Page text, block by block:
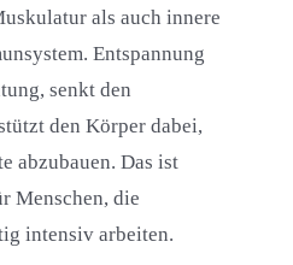
als auch innere
Entspannung
senkt den
den Körper dabei,
abzubauen. Das ist
Menschen, die
intensiv arbeiten.